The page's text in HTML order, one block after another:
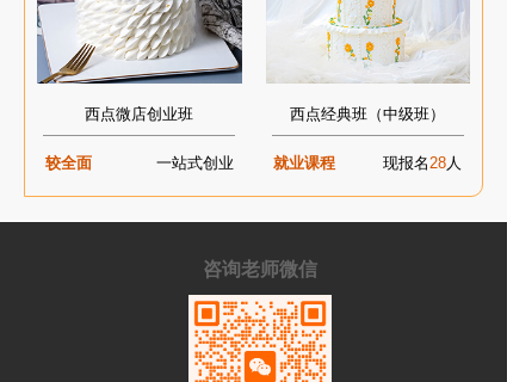
西点微店创业班
较全面 一站式创业
西点经典班（中级班）
就业课程 现报名28人
咨询老师微信